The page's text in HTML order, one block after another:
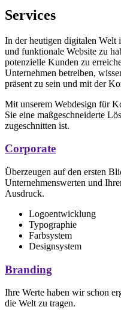
Services
In der heutigen digitalen Welt
und funktionale Website zu
potenzielle Kunden zu
Unternehmen betreiben,
präsent zu sein und mit der
Mit unserem Webdesign für
Sie eine maßgeschneiderte
zugeschnitten ist.
Corporate
Überzeugen auf den ersten
Unternehmenswerten und
Ausdruck.
Logoentwicklung
Typographie
Farbsystem
Designsystem
Branding
Ihre Werte haben wir schon
die Welt zu tragen.